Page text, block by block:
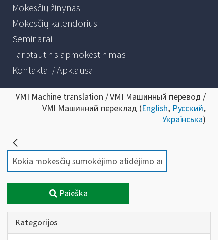
Mokesčių žinynas
Mokesčių kalendorius
Seminarai
Tarptautinis apmokestinimas
Kontaktai / Apklausa
VMI Machine translation / VMI Машинный перевод /
VMI Машинний переклад (English, Русский,
Українська)
Paieška
Kategorijos